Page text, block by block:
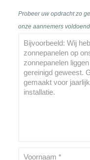
Probeer uw opdracht zo
onze aannemers